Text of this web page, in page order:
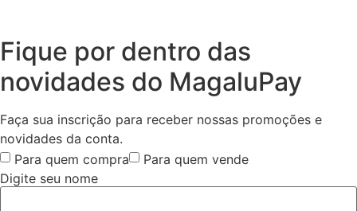
Fique por dentro das
novidades do MagaluPay
Faça sua inscrição para receber nossas promoções e
novidades da conta.
Para quem compra
Para quem vende
Digite seu nome